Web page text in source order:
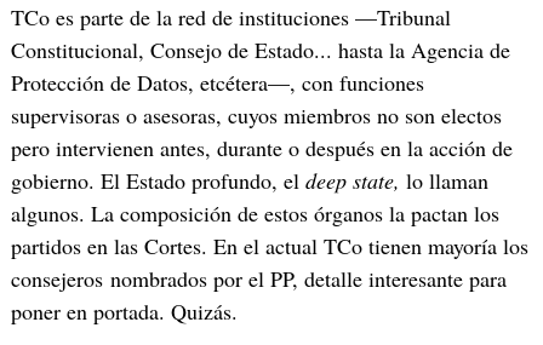
TCo es parte de la red de instituciones —Tribunal
Constitucional, Consejo de Estado... hasta la Agencia de
Protección de Datos, etcétera—, con funciones
supervisoras o asesoras, cuyos miembros no son electos
pero intervienen antes, durante o después en la acción de
gobierno. El Estado profundo, el deep state, lo llaman
algunos. La composición de estos órganos la pactan los
partidos en las Cortes. En el actual TCo tienen mayoría los
consejeros nombrados por el PP, detalle interesante para
poner en portada. Quizás.